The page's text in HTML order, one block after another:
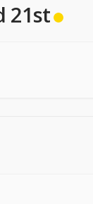
21st